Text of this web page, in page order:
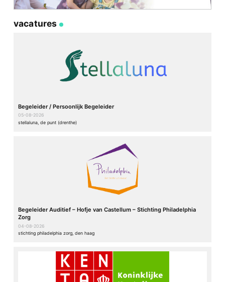
vacatures
Begeleider / Persoonlijk Begeleider
05-08-2026
stellaluna, de punt (drenthe)
Begeleider Auditief – Hofje van Castellum – Stichting Philadelphia
Zorg
04-08-2026
stichting philadelphia zorg, den haag